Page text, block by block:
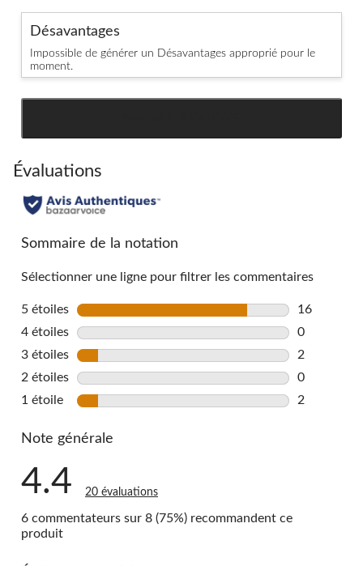
Désavantages
Impossible de générer un Désavantages approprié pour le
moment.
Évaluations
Sommaire de la notation
Sélectionner une ligne pour filtrer les commentaires
5 étoiles étoiles
16
16
4 étoiles étoiles
0
0
3 étoiles étoiles
2
2
2 étoiles étoiles
0
0
1 étoile étoiles
2
Note générale
4.4 20 évaluations
6 commentateurs sur 8 (75%) recommandent ce
produit